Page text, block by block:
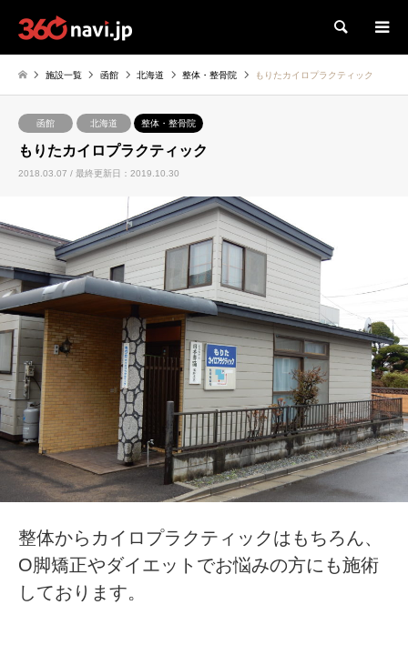
検索
施設一覧 函館 北海道 整体・整骨院 もりたカイロプラクティック
函館 北海道 整体・整骨院
もりたカイロプラクティック
2018.03.07 / 最終更新日：2019.10.30
整体からカイロプラクティックはもちろん、
O脚矯正やダイエットでお悩みの方にも施術
しております。